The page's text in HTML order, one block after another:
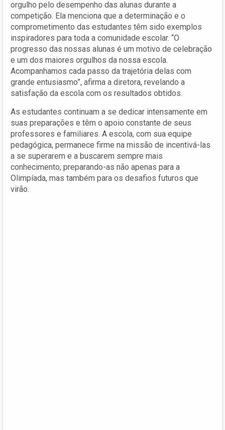
orgulho pelo desempenho das alunas durante a
competição. Ela menciona que a determinação e o
comprometimento das estudantes têm sido exemplos
inspiradores para toda a comunidade escolar. “O
progresso das nossas alunas é um motivo de celebração
e um dos maiores orgulhos da nossa escola.
Acompanhamos cada passo da trajetória delas com
grande entusiasmo”, afirma a diretora, revelando a
satisfação da escola com os resultados obtidos.
As estudantes continuam a se dedicar intensamente em
suas preparações e têm o apoio constante de seus
professores e familiares. A escola, com sua equipe
pedagógica, permanece firme na missão de incentivá-las
a se superarem e a buscarem sempre mais
conhecimento, preparando-as não apenas para a
Olimpíada, mas também para os desafios futuros que
virão.